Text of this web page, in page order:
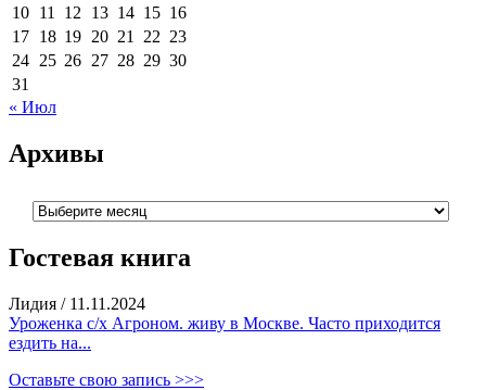
10 11 12 13 14 15 16
17 18 19 20 21 22 23
24 25 26 27 28 29 30
31
« Июл
Архивы
Архивы
Гостевая книга
Лидия / 11.11.2024
Уроженка с/х Агроном. живу в Москве. Часто приходится
ездить на...
Оставьте свою запись >>>